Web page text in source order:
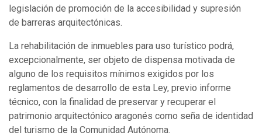
legislación de promoción de la accesibilidad y supresión
de barreras arquitectónicas.
La rehabilitación de inmuebles para uso turístico podrá,
excepcionalmente, ser objeto de dispensa motivada de
alguno de los requisitos mínimos exigidos por los
reglamentos de desarrollo de esta Ley, previo informe
técnico, con la finalidad de preservar y recuperar el
patrimonio arquitectónico aragonés como seña de identidad
del turismo de la Comunidad Autónoma.